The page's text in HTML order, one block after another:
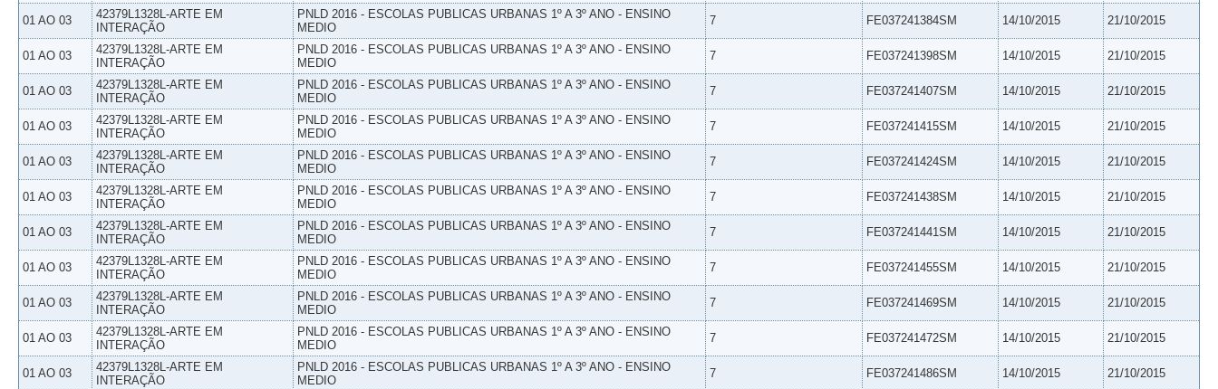
01 AO 03
42379L1328L-ARTE EM
INTERAÇÃO
PNLD 2016 - ESCOLAS PUBLICAS URBANAS 1º A 3º ANO - ENSINO
MEDIO
7 FE037241384SM 14/10/2015 21/10/2015
01 AO 03
42379L1328L-ARTE EM
INTERAÇÃO
PNLD 2016 - ESCOLAS PUBLICAS URBANAS 1º A 3º ANO - ENSINO
MEDIO
7 FE037241398SM 14/10/2015 21/10/2015
01 AO 03
42379L1328L-ARTE EM
INTERAÇÃO
PNLD 2016 - ESCOLAS PUBLICAS URBANAS 1º A 3º ANO - ENSINO
MEDIO
7 FE037241407SM 14/10/2015 21/10/2015
01 AO 03
42379L1328L-ARTE EM
INTERAÇÃO
PNLD 2016 - ESCOLAS PUBLICAS URBANAS 1º A 3º ANO - ENSINO
MEDIO
7 FE037241415SM 14/10/2015 21/10/2015
01 AO 03
42379L1328L-ARTE EM
INTERAÇÃO
PNLD 2016 - ESCOLAS PUBLICAS URBANAS 1º A 3º ANO - ENSINO
MEDIO
7 FE037241424SM 14/10/2015 21/10/2015
01 AO 03
42379L1328L-ARTE EM
INTERAÇÃO
PNLD 2016 - ESCOLAS PUBLICAS URBANAS 1º A 3º ANO - ENSINO
MEDIO
7 FE037241438SM 14/10/2015 21/10/2015
01 AO 03
42379L1328L-ARTE EM
INTERAÇÃO
PNLD 2016 - ESCOLAS PUBLICAS URBANAS 1º A 3º ANO - ENSINO
MEDIO
7 FE037241441SM 14/10/2015 21/10/2015
01 AO 03
42379L1328L-ARTE EM
INTERAÇÃO
PNLD 2016 - ESCOLAS PUBLICAS URBANAS 1º A 3º ANO - ENSINO
MEDIO
7 FE037241455SM 14/10/2015 21/10/2015
01 AO 03
42379L1328L-ARTE EM
INTERAÇÃO
PNLD 2016 - ESCOLAS PUBLICAS URBANAS 1º A 3º ANO - ENSINO
MEDIO
7 FE037241469SM 14/10/2015 21/10/2015
01 AO 03
42379L1328L-ARTE EM
INTERAÇÃO
PNLD 2016 - ESCOLAS PUBLICAS URBANAS 1º A 3º ANO - ENSINO
MEDIO
7 FE037241472SM 14/10/2015 21/10/2015
01 AO 03
42379L1328L-ARTE EM
INTERAÇÃO
PNLD 2016 - ESCOLAS PUBLICAS URBANAS 1º A 3º ANO - ENSINO
MEDIO
7 FE037241486SM 14/10/2015 21/10/2015